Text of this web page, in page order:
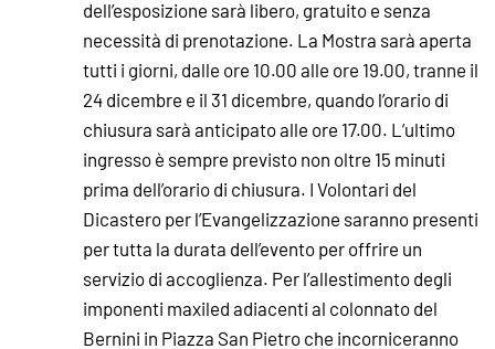
dell’esposizione sarà libero, gratuito e senza
necessità di prenotazione. La Mostra sarà aperta
tutti i giorni, dalle ore 10.00 alle ore 19.00, tranne il
24 dicembre e il 31 dicembre, quando l’orario di
chiusura sarà anticipato alle ore 17.00. L’ultimo
ingresso è sempre previsto non oltre 15 minuti
prima dell’orario di chiusura. I Volontari del
Dicastero per l’Evangelizzazione saranno presenti
per tutta la durata dell’evento per offrire un
servizio di accoglienza. Per l’allestimento degli
imponenti maxiled adiacenti al colonnato del
Bernini in Piazza San Pietro che incorniceranno